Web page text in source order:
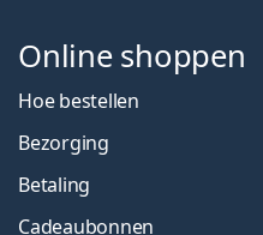
Online shoppen
Hoe bestellen
Bezorging
Betaling
Cadeaubonnen